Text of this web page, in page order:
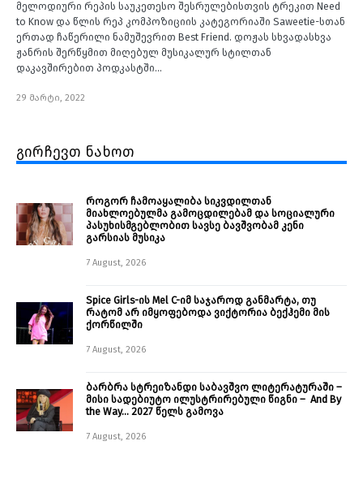
მელოდიური რეპის საუკეთესო შესრულებისთვის ტრეკით Need
to Know და წლის რეპ კომპოზიციის კატეგორიაში Saweetie-სთან
ერთად ჩაწერილი ნამუშევრით Best Friend. დოჟას სხვადასხვა
ჟანრის შერწყმით მიღებულ მუსიკალურ სტილთან
დაკავშირებით პოდკასტში…
29 მარტი, 2022
გირჩევთ ნახოთ
როგორ ჩამოაყალიბა სიკვდილთან
მიახლოებულმა გამოცდილებამ და სოციალური
პასუხისმგებლობით სავსე ბავშვობამ კენი
გარსიას მუსიკა
7 August, 2026
Spice Girls-ის Mel C-იმ საჯაროდ განმარტა, თუ
რატომ არ იმყოფებოდა ვიქტორია ბექჰემი მის
ქორწილში
7 August, 2026
ბარბრა სტრეიზანდი საბავშვო ლიტერატურაში –
მისი სადებიუტო ილუსტრირებული წიგნი – And By
the Way… 2027 წელს გამოვა
7 August, 2026